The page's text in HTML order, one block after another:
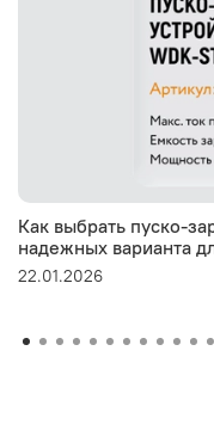
Как выбрать пуско-
надежных варианта
22.01.2026